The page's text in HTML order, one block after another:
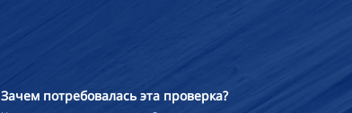
Зачем потребовалась эта проверка?